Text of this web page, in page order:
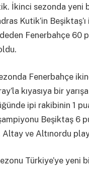
İkinci sezonda yeni
Kutik’in
Fenerbahçe 60
Fenerbahçe
kıyasıya bir
ipi rakibinin 1
Beşiktaş 6
Altay ve Altınordu
Türkiye’ye yeni